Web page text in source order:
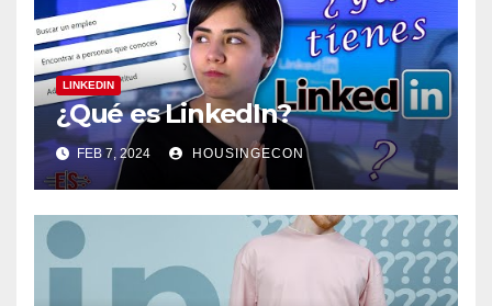
LINKEDIN
¿Qué es LinkedIn?
FEB 7, 2024 HOUSINGECON